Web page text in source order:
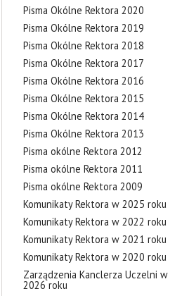
Pisma Okólne Rektora 2020
Pisma Okólne Rektora 2019
Pisma Okólne Rektora 2018
Pisma Okólne Rektora 2017
Pisma Okólne Rektora 2016
Pisma Okólne Rektora 2015
Pisma Okólne Rektora 2014
Pisma Okólne Rektora 2013
Pisma okólne Rektora 2012
Pisma okólne Rektora 2011
Pisma okólne Rektora 2009
Komunikaty Rektora w 2025 roku
Komunikaty Rektora w 2022 roku
Komunikaty Rektora w 2021 roku
Komunikaty Rektora w 2020 roku
Zarządzenia Kanclerza Uczelni w
2026 roku